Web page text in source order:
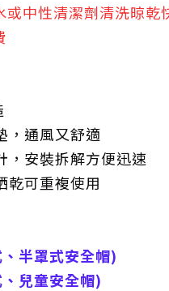
中性清潔劑清洗晾乾
，通風又舒適
，安裝拆解方便迅速
乾可重複使用
半罩式安全帽)
兒童安全帽)